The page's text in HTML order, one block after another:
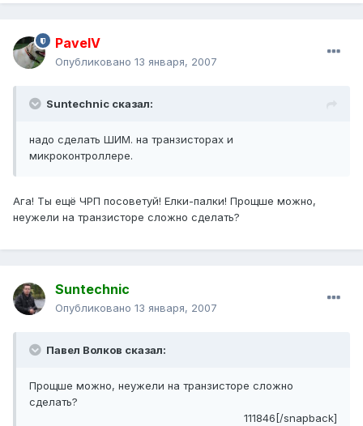
PavelV
Опубликовано 13 января, 2007
Suntechnic сказал:
надо сделать ШИМ. на транзисторах и
микроконтроллере.
Ага! Ты ещё ЧРП посоветуй! Елки-палки! Прощше можно,
неужели на транзисторе сложно сделать?
Suntechnic
Опубликовано 13 января, 2007
Павел Волков сказал:
Прощше можно, неужели на транзисторе сложно
сделать?
111846[/snapback]